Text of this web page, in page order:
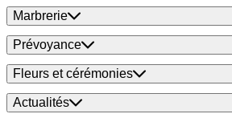
Marbrerie
Prévoyance
Fleurs et cérémonies
Actualités